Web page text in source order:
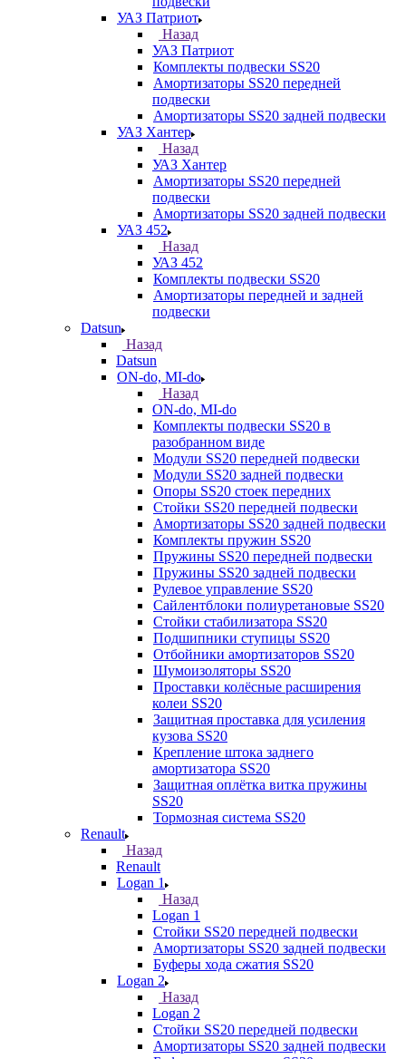
УАЗ Патриот
Назад
УАЗ Патриот
Комплекты подвески SS20
Амортизаторы SS20 передней
подвески
Амортизаторы SS20 задней подвески
УАЗ Хантер
Назад
УАЗ Хантер
Амортизаторы SS20 передней
подвески
Амортизаторы SS20 задней подвески
УАЗ 452
Назад
УАЗ 452
Комплекты подвески SS20
Амортизаторы передней и задней
подвески
Datsun
Назад
Datsun
ON-do, MI-do
Назад
ON-do, MI-do
Комплекты подвески SS20 в
разобранном виде
Модули SS20 передней подвески
Модули SS20 задней подвески
Опоры SS20 стоек передних
Стойки SS20 передней подвески
Амортизаторы SS20 задней подвески
Комплекты пружин SS20
Пружины SS20 передней подвески
Пружины SS20 задней подвески
Рулевое управление SS20
Сайлентблоки полиуретановые SS20
Стойки стабилизатора SS20
Подшипники ступицы SS20
Отбойники амортизаторов SS20
Шумоизоляторы SS20
Проставки колёсные расширения
колеи SS20
Защитная проставка для усиления
кузова SS20
Крепление штока заднего
амортизатора SS20
Защитная оплётка витка пружины
SS20
Тормозная система SS20
Renault
Назад
Renault
Logan 1
Назад
Logan 1
Стойки SS20 передней подвески
Амортизаторы SS20 задней подвески
Буферы хода сжатия SS20
Logan 2
Назад
Logan 2
Стойки SS20 передней подвески
Амортизаторы SS20 задней подвески